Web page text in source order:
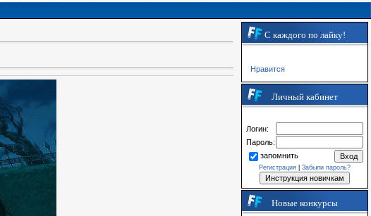
С каждого по лайку!
Нравится
Личный кабинет
Логин:
Пароль:
запомнить
Регистрация Забыли пароль?
Новые конкурсы